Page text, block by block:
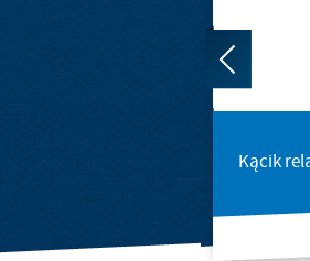
Kącik